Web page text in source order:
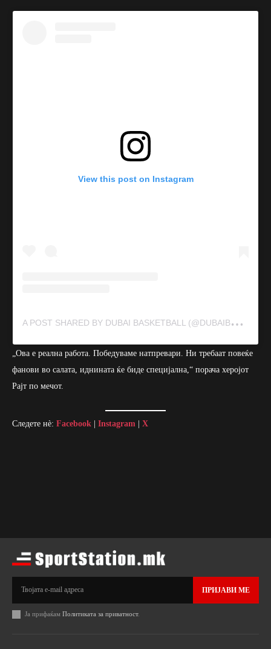
View this post on Instagram
A
POST SHARED BY DUBAI BASKETBALL (@DUBAIBASKETBALLCLUB)
„Ова е реална работа. Победуваме натпревари. Ни требаат повеќе
фанови во салата, иднината ќе биде специјална,“ порача херојот
Рајт по мечот.
Следете нè: Facebook Instagram X
ПРИЈАВИ МЕ
Ја прифаќам Политиката за приватност.